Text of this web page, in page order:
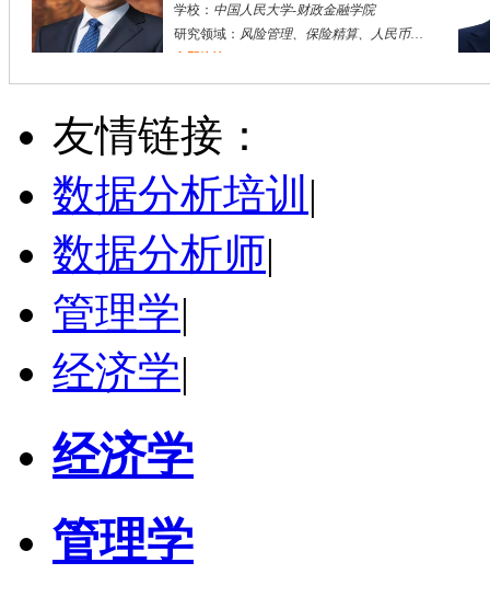
学校： 中国人民大学-财政金融学院
研究领域： 风险管理、保险精算、人民币国际化
立即咨询
陈传红 武汉市
硕导
学校：中南民族大学
立即咨询
友情链接：
数据分析培训 |
数据分析师|
管理学|
经济学|
经济学
管理学